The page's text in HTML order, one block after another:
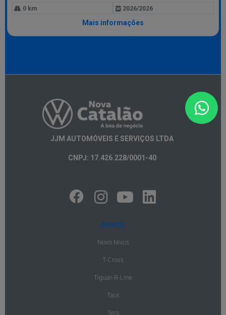
0 km 2026/2026
Mais informações
JJM AUTOMÓVEIS E SERVIÇOS LTDA
CNPJ: 17.426.228/0001-40
NOVOS
Novo Nivus
T-Cross
Tiguan R-Line
Taos
Tera